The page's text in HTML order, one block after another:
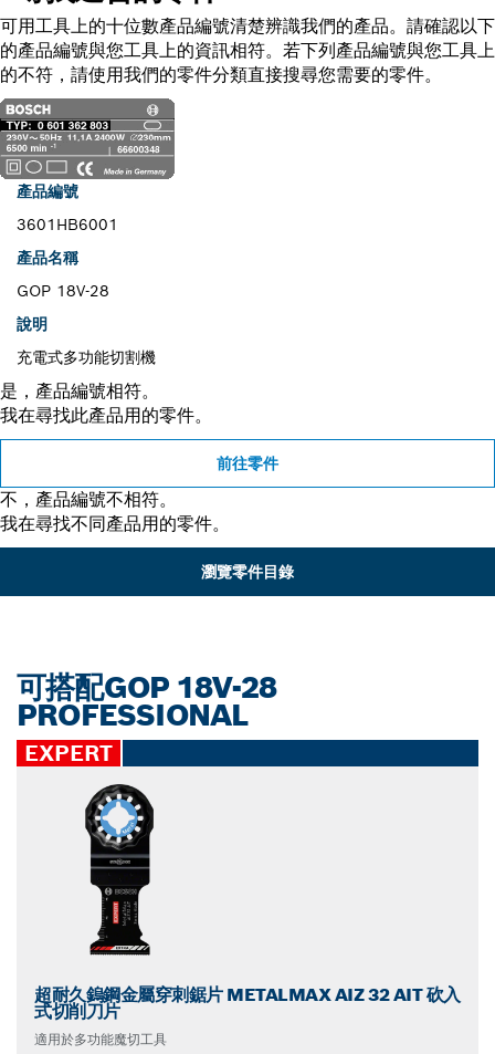
可用工具上的十位數產品編號清楚辨識我們的產品。請確認以下
的產品編號與您工具上的資訊相符。若下列產品編號與您工具上
的不符，請使用我們的零件分類直接搜尋您需要的零件。
產品編號
3601HB6001
產品名稱
GOP 18V-28
說明
充電式多功能切割機
是，產品編號相符。
我在尋找此產品用的零件。
前往零件
不，產品編號不相符。
我在尋找不同產品用的零件。
瀏覽零件目錄
可搭配GOP 18V-28
PROFESSIONAL
EXPERT
超耐久鎢鋼金屬穿刺鋸片 METALMAX AIZ 32 AIT 砍入
式切削刀片
適用於多功能魔切工具